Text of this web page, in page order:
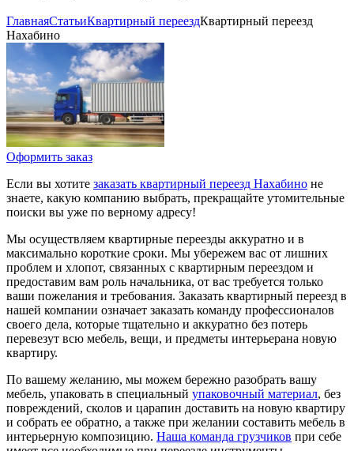
ГлавнаяCтатьиКвартирный переездКвартирный переезд
Нахабино
Оформить заказ
Если вы хотите заказать квартирный переезд Нахабино не
знаете, какую компанию выбрать, прекращайте утомительные
поиски вы уже по верному адресу!
Мы осуществляем квартирные переезды аккуратно и в
максимально короткие сроки. Мы убережем вас от лишних
проблем и хлопот, связанных с квартирным переездом и
предоставим вам роль начальника, от вас требуется только
ваши пожелания и требования. Заказать квартирный переезд в
нашей компании означает заказать команду профессионалов
своего дела, которые тщательно и аккуратно без потерь
перевезут всю мебель, вещи, и предметы интерьерана новую
квартиру.
По вашему желанию, мы можем бережно разобрать вашу
мебель, упаковать в специальный упаковочный материал, без
повреждений, сколов и царапин доставить на новую квартиру
и собрать ее обратно, а также при желании составить мебель в
интерьерную композицию. Наша команда грузчиков при себе